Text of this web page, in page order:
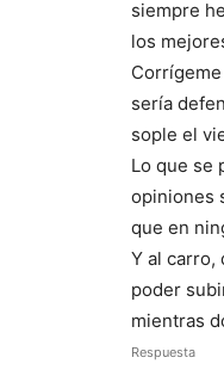
siempre
los
sería
sople el
Lo que se
opiniones
que en
Y al carro,
poder
mientras
Respuesta